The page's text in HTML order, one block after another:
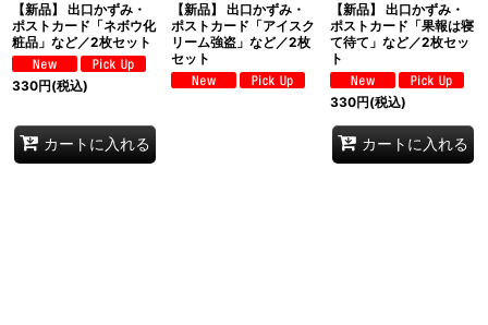
【新品】 出口かずみ・
ポストカード「ネボウ化
粧品」など／2枚セット
330円(税込)
カートに入れる
【新品】 出口かずみ・
ポストカード「アイスク
リーム強盗」など／2枚
セット
【新品】 出口かずみ・
ポストカード「果報は寝
て待て」など／2枚セッ
ト
330円(税込)
カートに入れる